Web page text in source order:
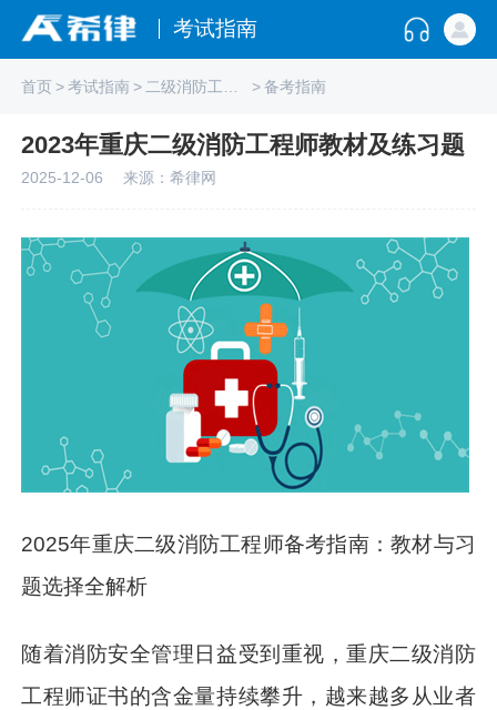
考试指南
首页>考试指南> > 备考指南
2023年重庆二级消防工程师教材及练习题
2025-12-06 来源：希律网
2025年重庆二级消防工程师备考指南：教材与习
题选择全解析
随着消防安全管理日益受到重视，重庆二级消防
工程师证书的含金量持续攀升，越来越多从业者